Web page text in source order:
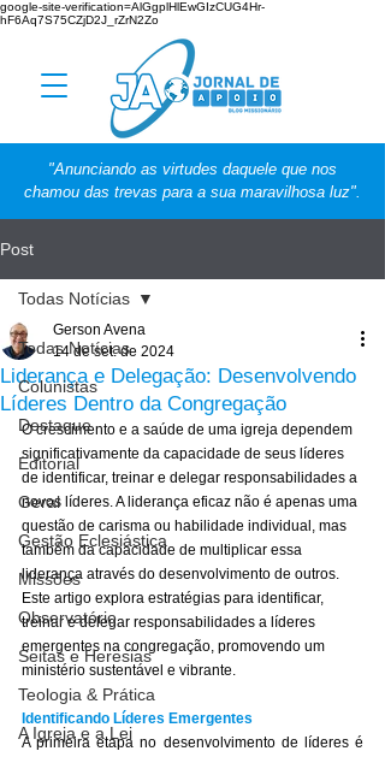
google-site-verification=AlGgplHlEwGIzCUG4Hr-
hF6Aq7S75CZjD2J_rZrN2Zo
"Anunciando as virtudes daquele que nos
chamou das trevas para a sua maravilhosa luz".
Post
Todas Notícias
Colunistas
Destaque
Editorial
Geral
Gestão Eclesiástica
Missões
Observatório
Seitas e Heresias
Teologia & Prática
A Igreja e a Lei
Todas Notícias
Liderança e Delegação: Desenvolvendo
Líderes Dentro da Congregação
Gerson Avena
14 de set. de 2024
O crescimento e a saúde de uma igreja dependem
significativamente da capacidade de seus líderes
de identificar, treinar e delegar responsabilidades a
novos líderes. A liderança eficaz não é apenas uma
questão de carisma ou habilidade individual, mas
também da capacidade de multiplicar essa
liderança através do desenvolvimento de outros.
Este artigo explora estratégias para identificar,
treinar e delegar responsabilidades a líderes
emergentes na congregação, promovendo um
ministério sustentável e vibrante.
Identificando Líderes Emergentes
A primeira etapa no desenvolvimento de líderes é